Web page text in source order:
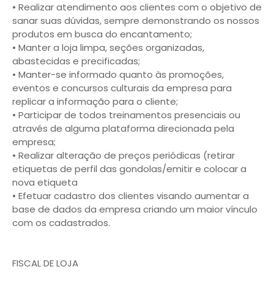
• Realizar atendimento aos clientes com o objetivo de
sanar suas dúvidas, sempre demonstrando os nossos
produtos em busca do encantamento;
• Manter a loja limpa, seções organizadas,
abastecidas e precificadas;
• Manter-se informado quanto às promoções,
eventos e concursos culturais da empresa para
replicar a informação para o cliente;
• Participar de todos treinamentos presenciais ou
através de alguma plataforma direcionada pela
empresa;
• Realizar alteração de preços periódicas (retirar
etiquetas de perfil das gondolas/emitir e colocar a
nova etiqueta
• Efetuar cadastro dos clientes visando aumentar a
base de dados da empresa criando um maior vínculo
com os cadastrados.
FISCAL DE LOJA